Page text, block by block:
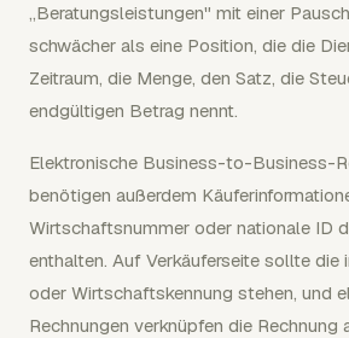
„Beratungsleistungen" mit einer
schwächer als eine Position, die die
Zeitraum, die Menge, den Satz, die
endgültigen Betrag nennt.
Elektronische Business-to-Business-
benötigen außerdem
Wirtschaftsnummer oder nationale ID
enthalten. Auf Verkäuferseite sollte die
oder Wirtschaftskennung stehen, und
Rechnungen verknüpfen die Rechnung